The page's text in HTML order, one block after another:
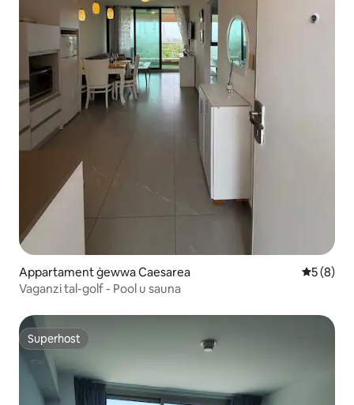
Appartament ġewwa Caesarea Rating
5 (8)
Vaganzi tal-golf - Pool u sauna
Superhost
Superhost